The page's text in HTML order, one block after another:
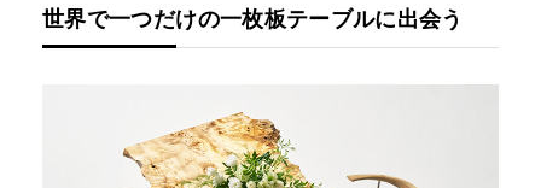
世界で一つだけの一枚板テーブルに出会う